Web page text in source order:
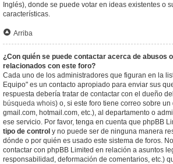
Inglés), donde se puede votar en ideas existentes o
características.
Arriba
¿Con quién se puede contactar acerca de abusos
relacionados con este foro?
Cada uno de los administradores que figuran en la
Equipo" es un contacto apropiado para enviar sus
respuesta debería tratar de contactar con el dueño
búsqueda whois) o, si este foro tiene correo sobre
gmail.com, hotmail.com, etc.), al departamento o
ese servicio. Por favor, tenga en cuenta que phpBB
tipo de control y no puede ser de ninguna manera
dónde o por quién es usado este sistema de foros.
contactar con phpBB Limited en relación a asuntos
responsabilidad, deformación de comentarios, etc.)